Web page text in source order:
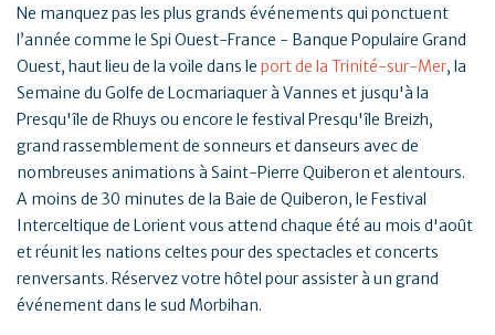
Ne manquez pas les plus grands événements qui ponctuent
l’année comme le Spi Ouest-France - Banque Populaire Grand
Ouest, haut lieu de la voile dans le port de la Trinité-sur-Mer, la
Semaine du Golfe de Locmariaquer à Vannes et jusqu'à la
Presqu'île de Rhuys ou encore le festival Presqu'île Breizh,
grand rassemblement de sonneurs et danseurs avec de
nombreuses animations à Saint-Pierre Quiberon et alentours.
A moins de 30 minutes de la Baie de Quiberon, le Festival
Interceltique de Lorient vous attend chaque été au mois d'août
et réunit les nations celtes pour des spectacles et concerts
renversants. Réservez votre hôtel pour assister à un grand
événement dans le sud Morbihan.